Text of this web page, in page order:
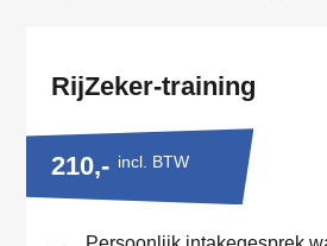
RijZeker-training
210,- incl. BTW